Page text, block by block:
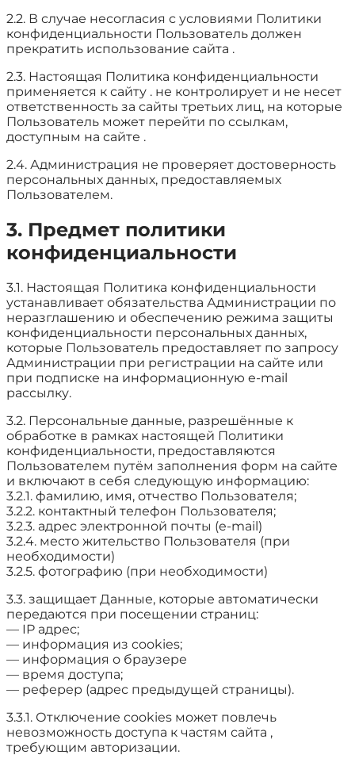
2.2. В случае несогласия с условиями Политики
конфиденциальности Пользователь должен
прекратить использование сайта .
2.3. Настоящая Политика конфиденциальности
применяется к сайту . не контролирует и не несет
ответственность за сайты третьих лиц, на которые
Пользователь может перейти по ссылкам,
доступным на сайте .
2.4. Администрация не проверяет достоверность
персональных данных, предоставляемых
Пользователем.
3. Предмет политики
конфиденциальности
3.1. Настоящая Политика конфиденциальности
устанавливает обязательства Администрации по
неразглашению и обеспечению режима защиты
конфиденциальности персональных данных,
которые Пользователь предоставляет по запросу
Администрации при регистрации на сайте или
при подписке на информационную e-mail
рассылку.
3.2. Персональные данные, разрешённые к
обработке в рамках настоящей Политики
конфиденциальности, предоставляются
Пользователем путём заполнения форм на сайте
и включают в себя следующую информацию:
3.2.1. фамилию, имя, отчество Пользователя;
3.2.2. контактный телефон Пользователя;
3.2.3. адрес электронной почты (e-mail)
3.2.4. место жительство Пользователя (при
необходимости)
3.2.5. фотографию (при необходимости)
3.3. защищает Данные, которые автоматически
передаются при посещении страниц:
— IP адрес;
— информация из cookies;
— информация о браузере
— время доступа;
— реферер (адрес предыдущей страницы).
3.3.1. Отключение cookies может повлечь
невозможность доступа к частям сайта ,
требующим авторизации.